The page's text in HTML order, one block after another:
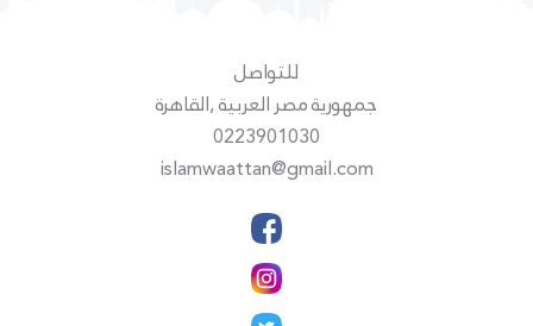
للتواصل
جمهورية مصر العربية ,القاهرة
0223901030
islamwaattan@gmail.com